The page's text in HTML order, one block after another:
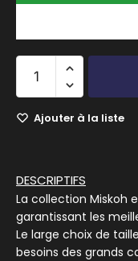
Ajouter à la liste
DESCRIPTIFS
La collection Miskoh
garantissant les
Le large choix de
besoins des grands